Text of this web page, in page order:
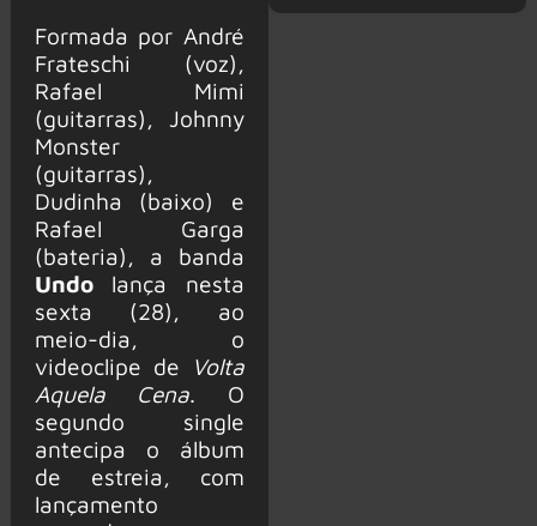
Formada por André
Frateschi (voz),
Rafael Mimi
(guitarras), Johnny
Monster
(guitarras),
Dudinha (baixo) e
Rafael Garga
(bateria), a banda
Undo lança nesta
sexta (28), ao
meio-dia, o
videoclipe de
Volta
Aquela Cena . O
segundo single
antecipa o álbum
de estreia, com
lançamento